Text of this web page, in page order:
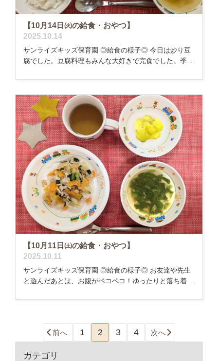
【10月14日㈫の給食・おやつ】
2025.10.14
サンライズキッズ保育園 ◎給食の様子◎ 今日は炒り豆
腐でした。豆腐料理もみんな大好きで完食でした。季...
【10月11日㈯の給食・おやつ】
2025.10.11
サンライズキッズ保育園 ◎給食の様子◎ お友達や先生
と遊んだあとは、お腹がペコペコ！ゆったりと落ち着...
前へ 1 2 3 4 次へ
カテゴリ